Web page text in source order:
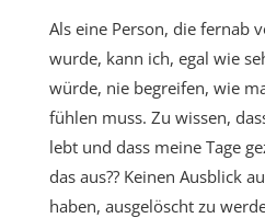
Als eine Person, die fernab
wurde, kann ich, egal wie
würde, nie begreifen, wie
fühlen muss. Zu wissen,
lebt und dass meine Tage
das aus?? Keinen Ausblick
haben, ausgelöscht zu